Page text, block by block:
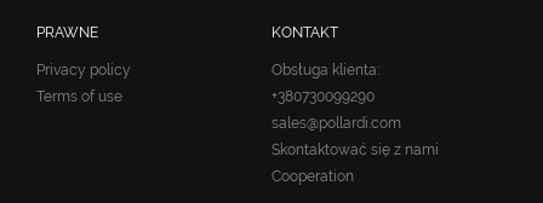
PRAWNE
Privacy policy
Terms of use
KONTAKT
Obsługa klienta:
+380730099290
sales@pollardi.com
Skontaktować się z nami
Cooperation